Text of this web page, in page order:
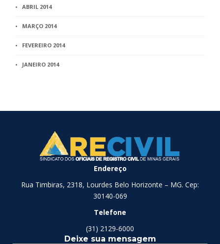
ABRIL 2014
MARÇO 2014
FEVEREIRO 2014
JANEIRO 2014
Endereço
Rua Timbiras, 2318, Lourdes Belo Horizonte – MG. Cep:
30140-069
Telefone
(31) 2129-6000
Deixe sua mensagem